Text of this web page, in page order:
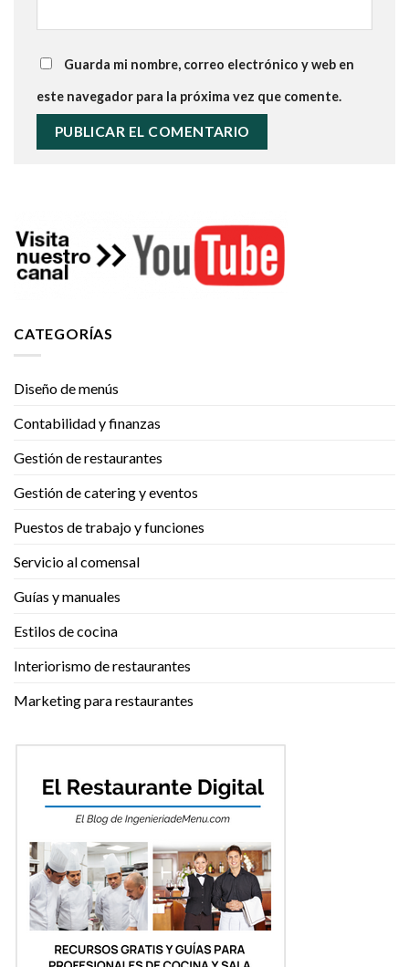
Guarda mi nombre, correo electrónico y web en
este navegador para la próxima vez que comente.
CATEGORÍAS
Diseño de menús
Contabilidad y finanzas
Gestión de restaurantes
Gestión de catering y eventos
Puestos de trabajo y funciones
Servicio al comensal
Guías y manuales
Estilos de cocina
Interiorismo de restaurantes
Marketing para restaurantes